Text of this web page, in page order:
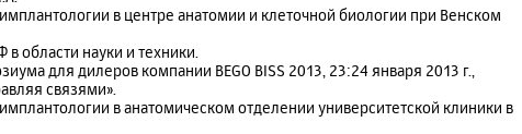
в центре анатомии и клеточной биологии при Венском
области науки и техники.
для дилеров компании BEGO BISS 2013, 23:24 января 2013 г.,
связями».
в анатомическом отделении университетской клиники в